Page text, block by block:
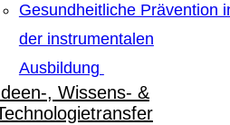
Gesundheitliche Prävention
der instrumentalen
Ausbildung
, Wissens- &